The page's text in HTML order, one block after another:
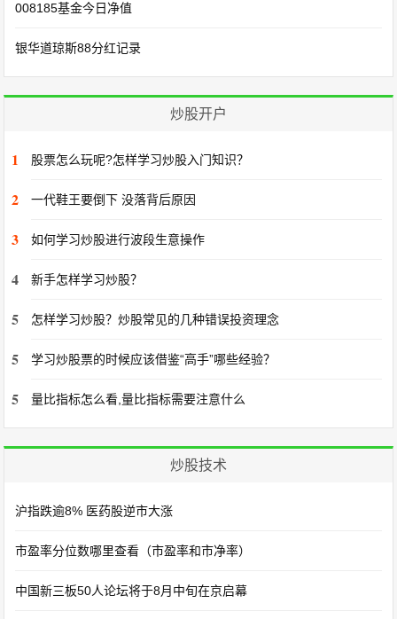
008185基金今日净值
银华道琼斯88分红记录
炒股开户
1 股票怎么玩呢?怎样学习炒股入门知识？
2 一代鞋王要倒下 没落背后原因
3 如何学习炒股进行波段生意操作
4 新手怎样学习炒股？
5 怎样学习炒股？炒股常见的几种错误投资理念
5 学习炒股票的时候应该借鉴“高手”哪些经验？
5 量比指标怎么看,量比指标需要注意什么
炒股技术
沪指跌逾8% 医药股逆市大涨
市盈率分位数哪里查看（市盈率和市净率）
中国新三板50人论坛将于8月中旬在京启幕